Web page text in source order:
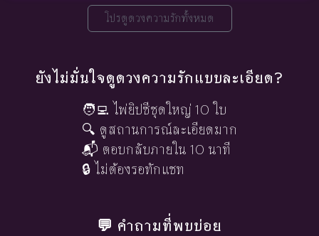
โปรดูดวงความรักทั้งหมด
ยังไม่มั่นใจดูดวงความรักแบบละเอียด?
🧑‍💻 ไพ่ยิปซีชุดใหญ่ 10 ใบ
🔍 ดูสถานการณ์ละเอียดมาก
📬 ตอบกลับภายใน 10 นาที
🔒 ไม่ต้องรอทักแชท
💬 คำถามที่พบบ่อย